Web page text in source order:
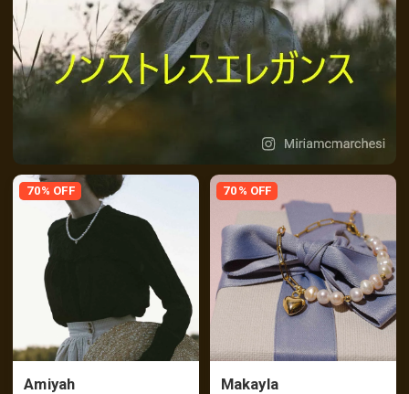
70% OFF
Amiyah
70% OFF
Makayla